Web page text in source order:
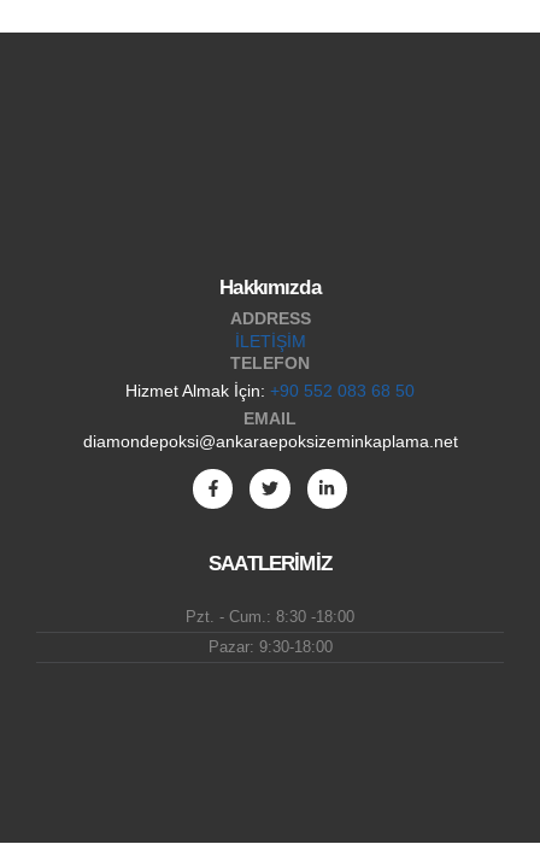
Hakkımızda
ADDRESS
İLETİŞİM
TELEFON
Hizmet Almak İçin: +90 552 083 68 50
EMAIL
diamondepoksi@ankaraepoksizeminkaplama.net
SAATLERİMİZ
Pzt. - Cum.: 8:30 -18:00
Pazar: 9:30-18:00